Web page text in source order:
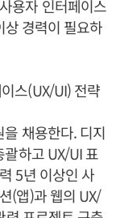
용자 인터페이스
경력이 필요하
스(UX/UI) 전략
채용한다. 디지
하고 UX/UI 표
5년 이상인 사
(앱)과 웹의 UX/